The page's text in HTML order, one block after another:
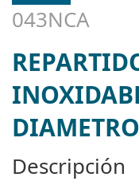
043NCA
Descripción